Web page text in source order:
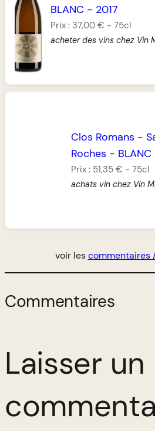
BLANC - 2017
Prix : 37,00 € - 75cl
acheter des vins chez Vin
Clos Romans -
Roches - BLANC
Prix : 51,35 € - 75cl
achats vin chez Vin
voir lescommentaires
Commentaires
Laisser un